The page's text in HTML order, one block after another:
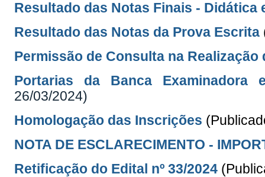
Resultado das Notas Finais - Didática
Resultado das Notas da Prova Escrita
Permissão de Consulta na Realização
Portarias da Banca Examinadora
26/03/2024)
Homologação das Inscrições
NOTA DE ESCLARECIMENTO -
Retificação do Edital nº 33/2024